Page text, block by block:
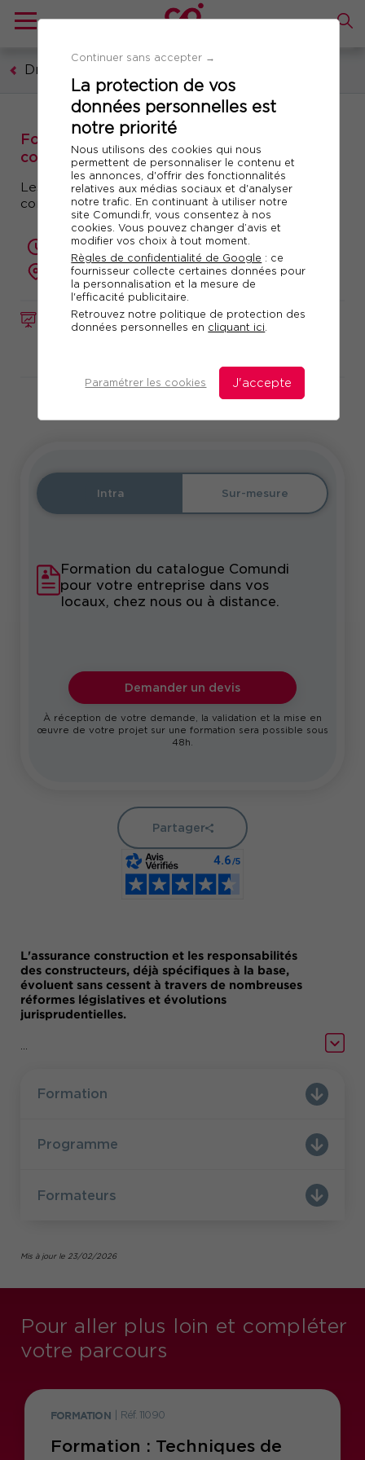
Continuer sans accepter →
La protection de vos
données personnelles est
notre priorité
Nous utilisons des cookies qui nous
permettent de personnaliser le contenu et
les annonces, d'offrir des fonctionnalités
relatives aux médias sociaux et d'analyser
notre trafic. En continuant à utiliser notre
site Comundi.fr, vous consentez à nos
cookies. Vous pouvez changer d’avis et
modifier vos choix à tout moment.
Règles de confidentialité de Google : ce
fournisseur collecte certaines données pour
la personnalisation et la mesure de
l'efficacité publicitaire.
Retrouvez notre politique de protection des
données personnelles en cliquant ici.
Paramétrer les cookies J'accepte
Droit
FORMATION Réf. 11128
Formation : Maîtriser les assurances
construction
Les Responsabilités et Assurances des
constructeurs
2 jours (14 heures)
présentiel ou à distance
L'assurance construction et les responsabilités
des constructeurs, déjà spécifiques à la base,
évoluent sans cessent à travers de nombreuses
réformes législatives et évolutions
jurisprudentielles.
Vous souhaitez sécuriser les assurances
construction.
...
Intra Sur-mesure
Formation du catalogue Comundi
pour votre entreprise dans vos
locaux, chez nous ou à distance.
Demander un devis
À réception de votre demande, la validation et la mise en
œuvre de votre projet sur une formation sera possible sous
48h.
Partager
Formation
Programme
Formateurs
Mis à jour le 23/02/2026
Pour aller plus loin et compléter
votre parcours
FORMATION Réf. 11090
Formation : Techniques de